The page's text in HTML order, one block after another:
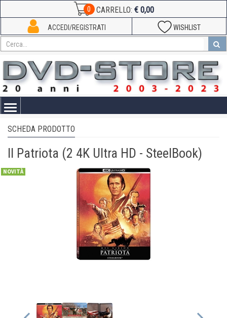
0 CARRELLO: € 0,00
WISHLIST
ACCEDI/REGISTRATI
Toggle
SCHEDA PRODOTTO
Il Patriota (2 4K Ultra HD - SteelBook)
NOVITÀ